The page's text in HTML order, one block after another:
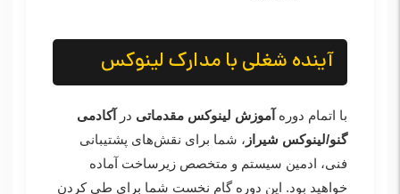
آینده شغلی با مدارک لینوکس
با اتمام دوره آموزش لینوکس مقدماتی در
آکادمی
گنو/لینوکس شیراز ، شما برای نقش‌های پشتیبانی
فنی، ادمین سیستم و متخصص زیرساخت آماده
خواهید بود. این دوره گام نخست شما برای طی کردن